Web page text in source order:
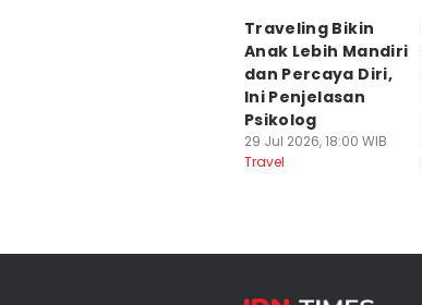
Traveling Bikin
Anak Lebih Mandiri
dan Percaya Diri,
Ini Penjelasan
Psikolog
29 Jul 2026, 18:00 WIB
Travel